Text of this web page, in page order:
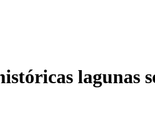
lagunas